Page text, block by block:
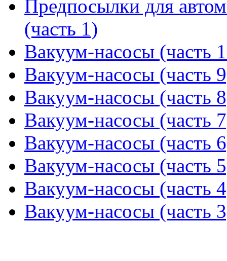
Предпосылки для
(часть 1)
Вакуум-насосы (часть
Вакуум-насосы (часть
Вакуум-насосы (часть
Вакуум-насосы (часть
Вакуум-насосы (часть
Вакуум-насосы (часть
Вакуум-насосы (часть
Вакуум-насосы (часть